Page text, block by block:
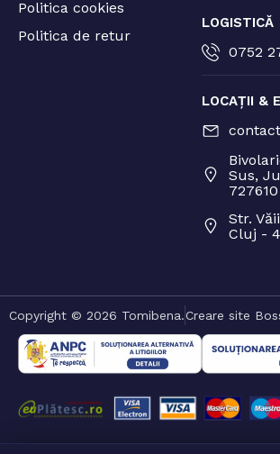
Politica cookies
Politica de retur
LOGISTICĂ
0752
LOCAȚII &
Sus,
727610
Str.
Cluj -
Copyright © 2026 Tomibena.Creare site